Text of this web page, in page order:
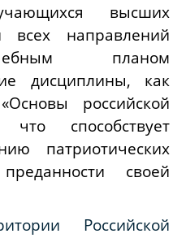
высших
всех направлений
планом
дисциплины, как
российской
что способствует
патриотических
своей
Российской